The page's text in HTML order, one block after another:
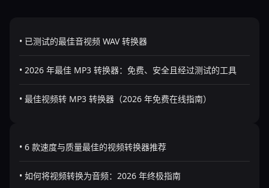
• 已测试的最佳音视频 WAV 转换器
• 2026 年最佳 MP3 转换器：免费、安全且经过测试的工具
• 最佳视频转 MP3 转换器（2026 年免费在线指南）
• 6 款速度与质量最佳的视频转换器推荐
• 如何将视频转换为音频：2026 年终极指南